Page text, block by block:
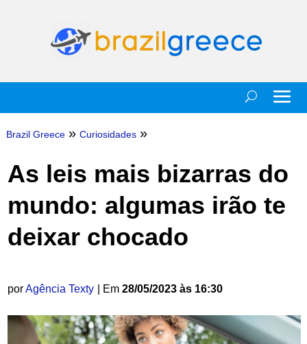
Brazil Greece » Curiosidades »
As leis mais bizarras do
mundo: algumas irão te
deixar chocado
porAgência Texty | Em 28/05/2023 às 16:30